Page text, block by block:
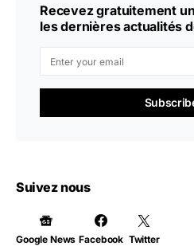
Recevez gratuitement
les dernières actualités
Suivez nous
Google News Facebook Twitter